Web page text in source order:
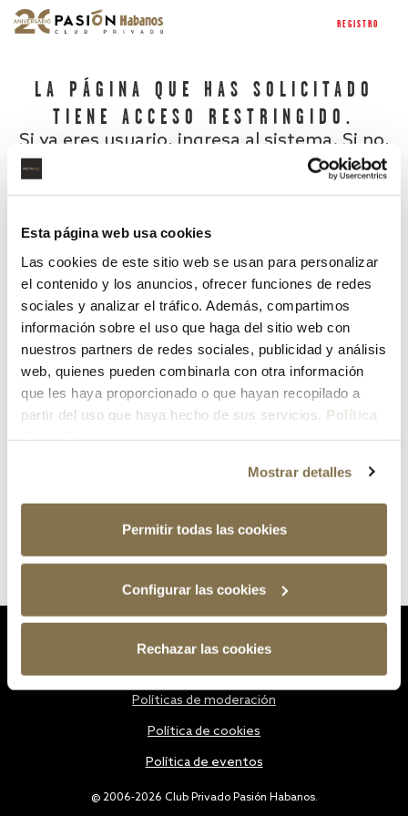
Esta página web usa cookies
Las cookies de este sitio web se usan para personalizar
el contenido y los anuncios, ofrecer funciones de redes
sociales y analizar el tráfico. Además, compartimos
información sobre el uso que haga del sitio web con
nuestros partners de redes sociales, publicidad y análisis
web, quienes pueden combinarla con otra información
que les haya proporcionado o que hayan recopilado a
partir del uso que haya hecho de sus servicios. Política
Mostrar detalles
Permitir todas las cookies
Configurar las cookies
Rechazar las cookies
REGISTRO
LA PÁGINA QUE HAS SOLICITADO
TIENE ACCESO RESTRINGIDO.
Si ya eres usuario, ingresa al sistema. Si no,
¿Has olvidado tu contraseña?
@ 2006-2026 Club Privado Pasión Habanos.
Políticas de moderación
Política de cookies
Política de eventos